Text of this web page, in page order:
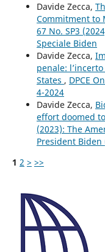
Davide Zecca,
Commitment to
67 No. SP3
Speciale Biden
Davide Zecca,
penale:
States , DPCE
4-2024
Davide Zecca,
effort doomed
(2023): The
President Biden
1 2 > >>